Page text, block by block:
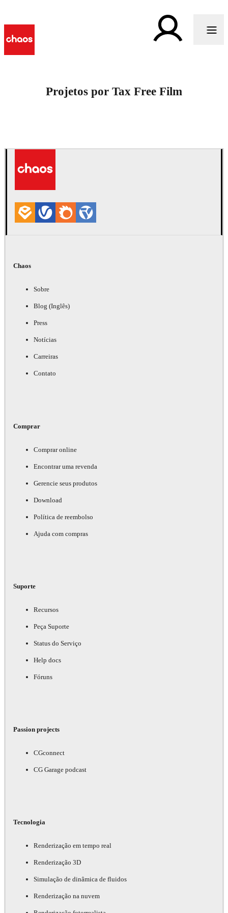
Projetos por Tax Free Film
Chaos
Sobre
Blog (Inglês)
Press
Notícias
Carreiras
Contato
Comprar
Comprar online
Encontrar uma revenda
Gerencie seus produtos
Download
Política de reembolso
Ajuda com compras
Suporte
Recursos
Peça Suporte
Status do Serviço
Help docs
Fóruns
Passion projects
CGconnect
CG Garage podcast
Tecnologia
Renderização em tempo real
Renderização 3D
Simulação de dinâmica de fluidos
Renderização na nuvem